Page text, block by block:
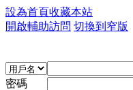
設為首頁收藏本站
開啟輔助訪問 切換到窄版
密碼